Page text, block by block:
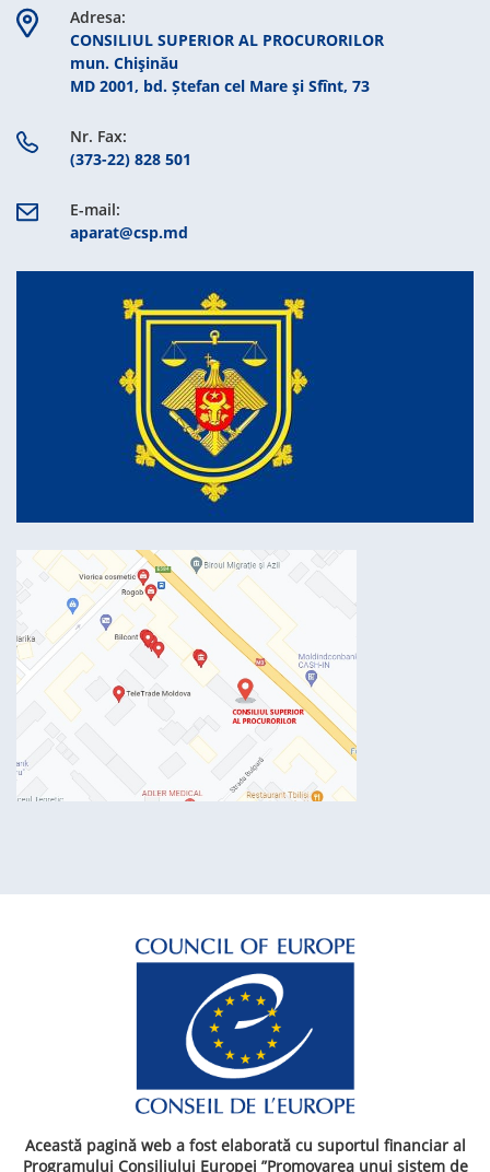
Adresa:
CONSILIUL SUPERIOR AL PROCURORILOR
mun. Chişinău
MD 2001, bd. Ștefan cel Mare şi Sfînt, 73
Nr. Fax:
(373-22) 828 501
E-mail:
aparat@csp.md
Această pagină web a fost elaborată cu suportul financiar al
Programului Consiliului Europei ”Promovarea unui sistem de